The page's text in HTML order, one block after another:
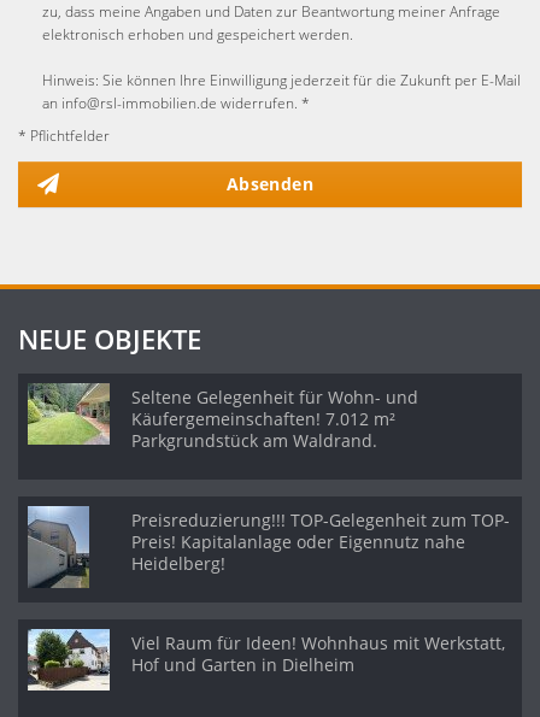
zu, dass meine Angaben und Daten zur Beantwortung meiner Anfrage
elektronisch erhoben und gespeichert werden.
Hinweis: Sie können Ihre Einwilligung jederzeit für die Zukunft per E-Mail
an info@rsl-immobilien.de widerrufen. *
* Pflichtfelder
Absenden
NEUE OBJEKTE
Seltene Gelegenheit für Wohn- und
Käufergemeinschaften! 7.012 m²
Parkgrundstück am Waldrand.
Preisreduzierung!!! TOP-Gelegenheit zum TOP-
Preis! Kapitalanlage oder Eigennutz nahe
Heidelberg!
Viel Raum für Ideen! Wohnhaus mit Werkstatt,
Hof und Garten in Dielheim